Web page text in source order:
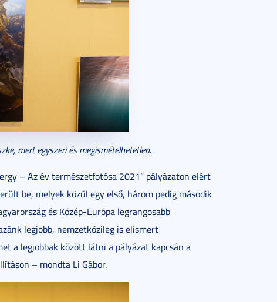
mert egyszeri és megismételhetetlen.
– Az év természetfotósa 2021” pályázaton elért
be, melyek közül egy első, három pedig második
és Közép-Európa legrangosabb
legjobb, nemzetközileg is elismert
a legjobbak között látni a pályázat kapcsán a
– mondta Li Gábor.